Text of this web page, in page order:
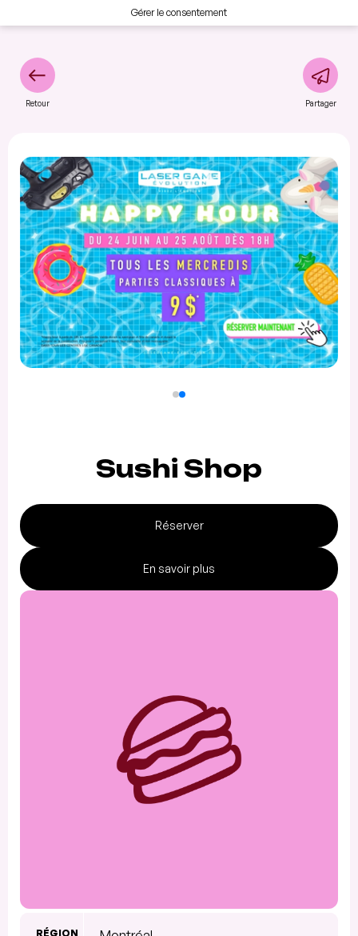
Gérer le consentement
Retour Partager
Sushi Shop
Réserver
En savoir plus
RÉGION